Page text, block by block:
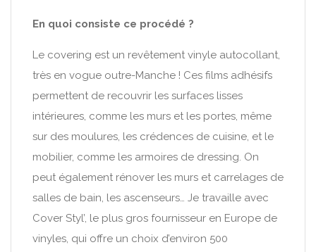
En quoi consiste ce procédé ?
Le covering est un revêtement vinyle autocollant,
très en vogue outre-Manche ! Ces films adhésifs
permettent de recouvrir les surfaces lisses
intérieures, comme les murs et les portes, même
sur des moulures, les crédences de cuisine, et le
mobilier, comme les armoires de dressing. On
peut également rénover les murs et carrelages de
salles de bain, les ascenseurs… Je travaille avec
Cover Styl’, le plus gros fournisseur en Europe de
vinyles, qui offre un choix d’environ 500